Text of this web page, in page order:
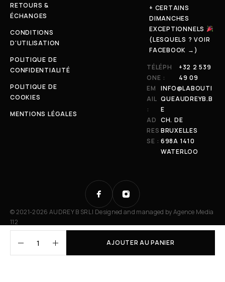
AJOUTER AU PANIER
RETOURS &
ÉCHANGES
CONDITIONS
D'UTILISATION
POLITIQUE DE
CONFIDENTIALITÉ
POLITIQUE DE
COOKIES
MENTIONS LÉGALES
+ CERTAINS
DIMANCHES
EXCEPTIONNELS
(LESQUELS ? VOIR
FACEBOOK →)
TÉLÉPH
ONE :
+32 2 539
49 09
EM
AIL
:
INFO@LABOUTI
QUEAUDREYB.B
E
AD
RES
SE :
CH. DE
BRUXELLES
698A 1410
WATERLOO
© 2021-2026 AUDREY B SRL | Designed and managed byAgence Media
112